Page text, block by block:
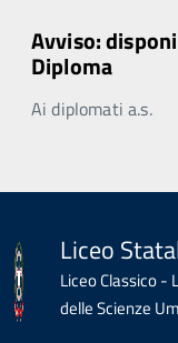
Avviso:
Diploma
Ai diplomati a.s.
Liceo
Liceo Classico -
delle Scienze